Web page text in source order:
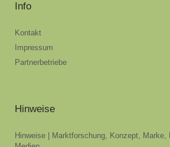
Info
Kontakt
Impressum
Partnerbetriebe
Hinweise
Hinweise | Marktforschung, Konzept, Marke,